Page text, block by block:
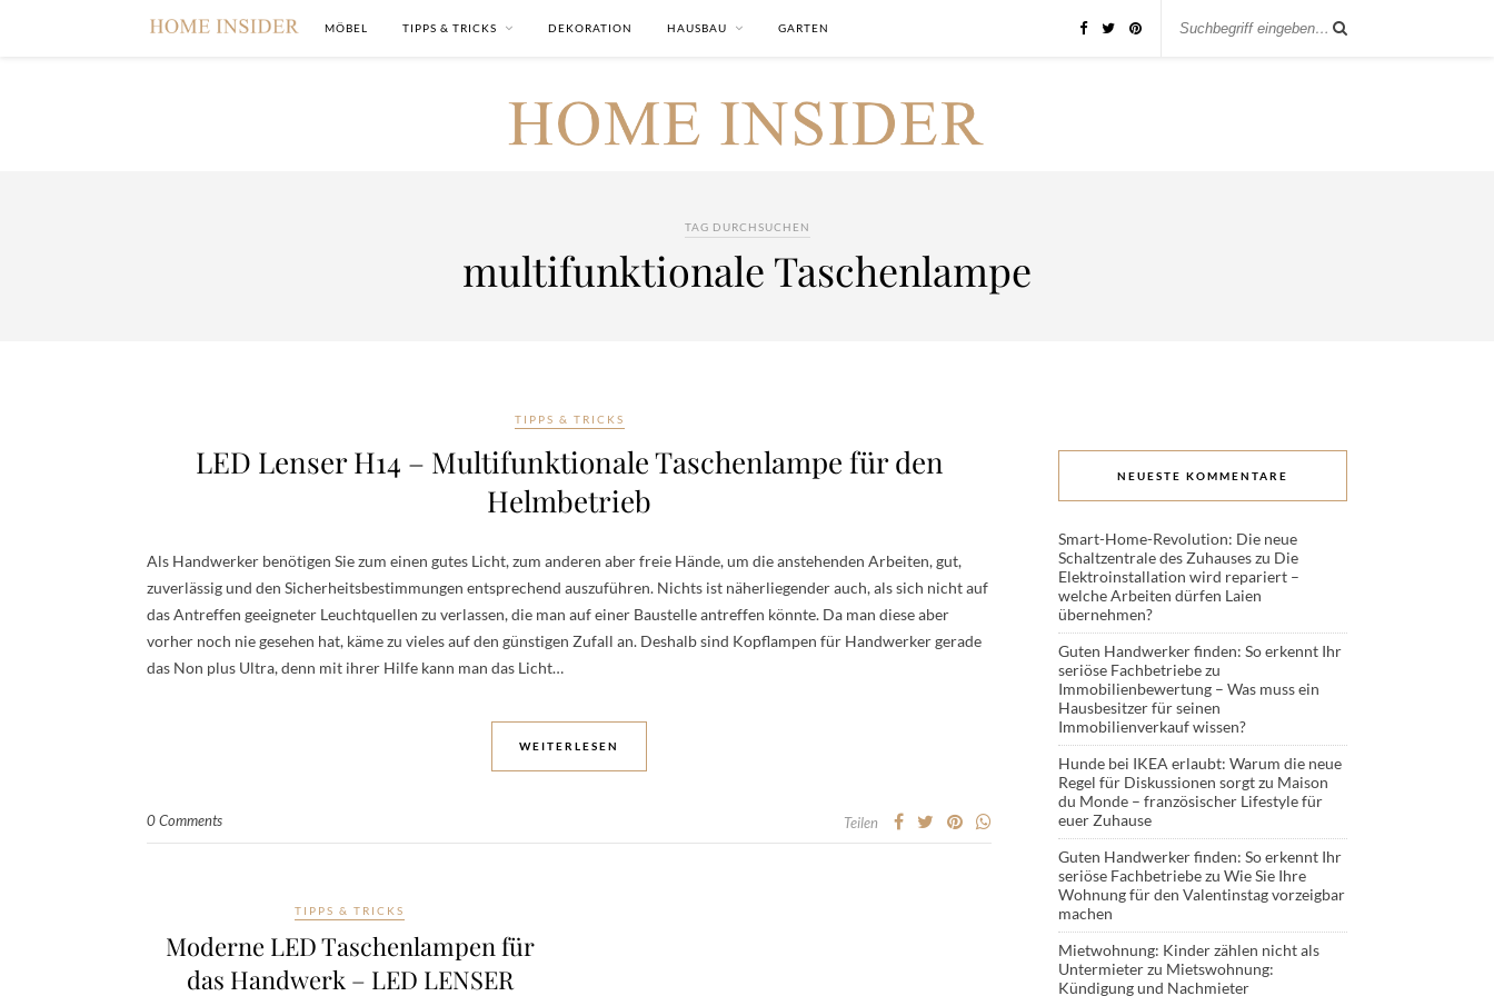
MÖBEL TIPPS & TRICKS DEKORATION HAUSBAU GARTEN
TAG DURCHSUCHEN
multifunktionale Taschenlampe
TIPPS & TRICKS
LED Lenser H14 – Multifunktionale Taschenlampe für den
Helmbetrieb
Als Handwerker benötigen Sie zum einen gutes Licht, zum anderen aber freie Hände, um die anstehenden Arbeiten, gut,
zuverlässig und den Sicherheitsbestimmungen entsprechend auszuführen. Nichts ist näherliegender auch, als sich nicht auf
das Antreffen geeigneter Leuchtquellen zu verlassen, die man auf einer Baustelle antreffen könnte. Da man diese aber
vorher noch nie gesehen hat, käme zu vieles auf den günstigen Zufall an. Deshalb sind Kopflampen für Handwerker gerade
das Non plus Ultra, denn mit ihrer Hilfe kann man das Licht…
WEITERLESEN
0 Comments Teilen
TIPPS & TRICKS
Moderne LED Taschenlampen für
das Handwerk – LED LENSER
NEUESTE KOMMENTARE
Smart-Home-Revolution: Die neue
Schaltzentrale des Zuhauseszu Die
Elektroinstallation wird repariert –
welche Arbeiten dürfen Laien
übernehmen?
Guten Handwerker finden: So erkennt Ihr
seriöse Fachbetriebezu
Immobilienbewertung – Was muss ein
Hausbesitzer für seinen
Immobilienverkauf wissen?
Hunde bei IKEA erlaubt: Warum die neue
Regel für Diskussionen sorgtzu Maison
du Monde – französischer Lifestyle für
euer Zuhause
Guten Handwerker finden: So erkennt Ihr
seriöse Fachbetriebezu Wie Sie Ihre
Wohnung für den Valentinstag vorzeigbar
machen
Mietwohnung: Kinder zählen nicht als
Untermieterzu Mietswohnung:
Kündigung und Nachmieter